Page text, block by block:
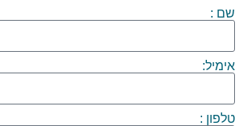
שם :
אימיל:
טלפון :